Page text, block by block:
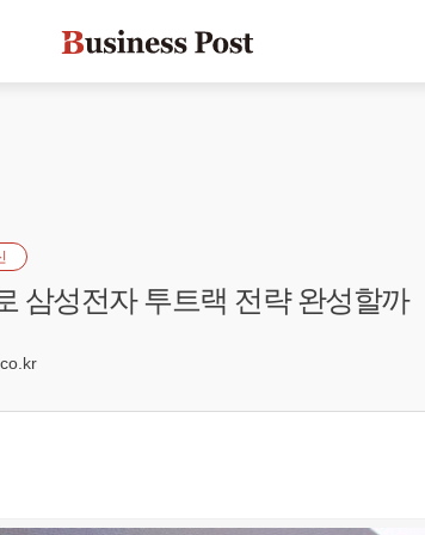
삼성전자 투트랙 전략 완성할까